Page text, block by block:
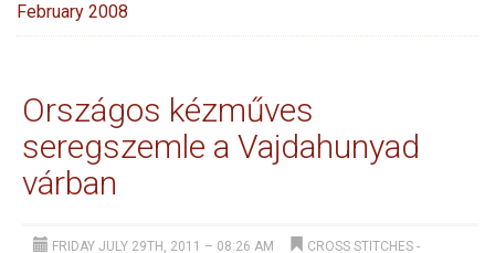
February 2008
Országos kézműves
seregszemle a Vajdahunyad
várban
FRIDAY JULY 29TH, 2011 – 08:26 AM CROSS STITCHES -